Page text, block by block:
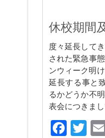
休校期間
度々延長して
された緊急事
ンウィーク明
延長する事と
るかどうか不
表会につきま